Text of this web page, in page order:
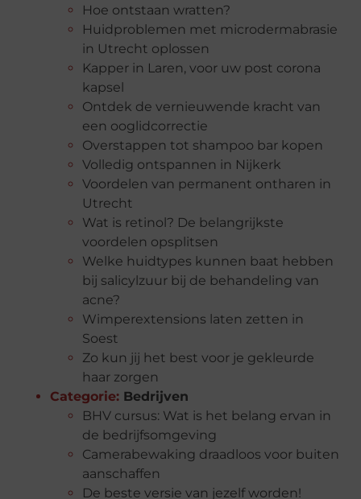
Hoe ontstaan wratten?
Huidproblemen met microdermabrasie
in Utrecht oplossen
Kapper in Laren, voor uw post corona
kapsel
Ontdek de vernieuwende kracht van
een ooglidcorrectie
Overstappen tot shampoo bar kopen
Volledig ontspannen in Nijkerk
Voordelen van permanent ontharen in
Utrecht
Wat is retinol? De belangrijkste
voordelen opsplitsen
Welke huidtypes kunnen baat hebben
bij salicylzuur bij de behandeling van
acne?
Wimperextensions laten zetten in
Soest
Zo kun jij het best voor je gekleurde
haar zorgen
Categorie: Bedrijven
BHV cursus: Wat is het belang ervan in
de bedrijfsomgeving
Camerabewaking draadloos voor buiten
aanschaffen
De beste versie van jezelf worden!